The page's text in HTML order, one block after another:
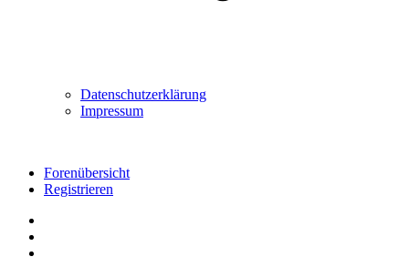
Datenschutzerklärung
Impressum
Forenübersicht
Registrieren